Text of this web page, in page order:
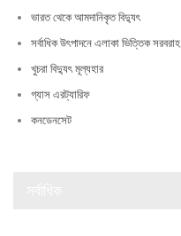
ভারত থেকে আমদানিকৃত বিদ্যুৎ
সর্বাধিক উৎপাদনে এলাকা ভিত্তিক সরবরাহ
খুচরা বিদ্যুৎ মূল্যহার
গ্যাস এরট্যারিফ
কনডেনসেট